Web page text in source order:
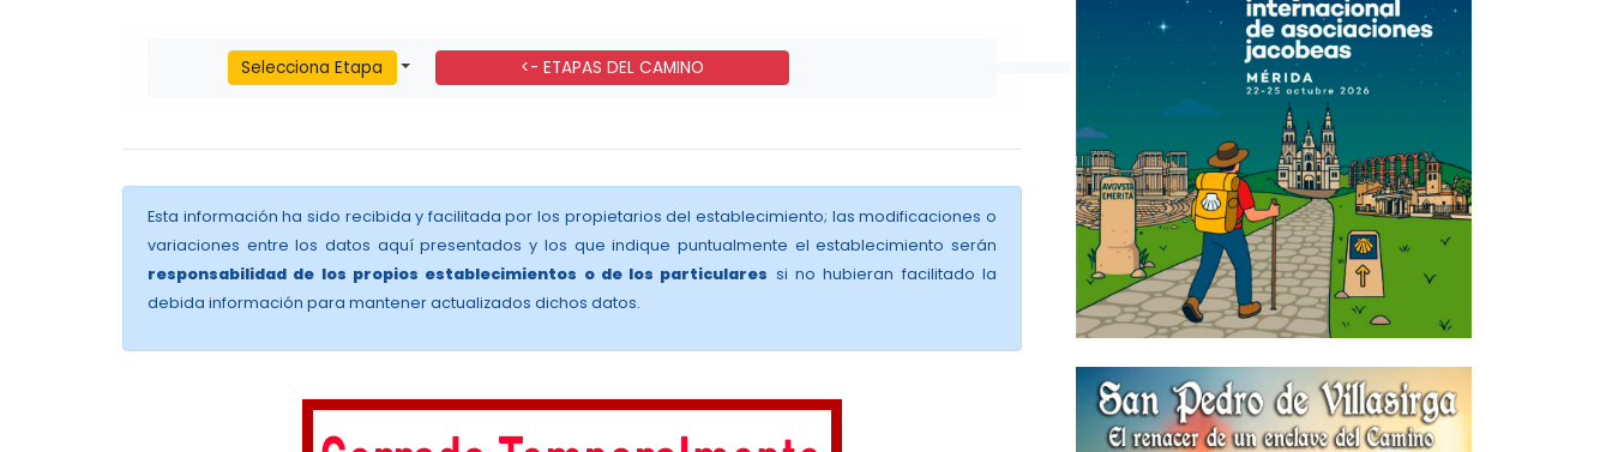
Selecciona Etapa <- ETAPAS DEL CAMINO
Esta información ha sido recibida y facilitada por los propietarios del establecimiento; las modificaciones o
variaciones entre los datos aquí presentados y los que indique puntualmente el establecimiento serán
responsabilidad de los propios establecimientos o de los particulares si no hubieran facilitado la
debida información para mantener actualizados dichos datos.